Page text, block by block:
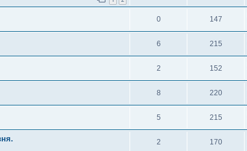
0 147
6 215
2 152
8 220
5 215
2 170